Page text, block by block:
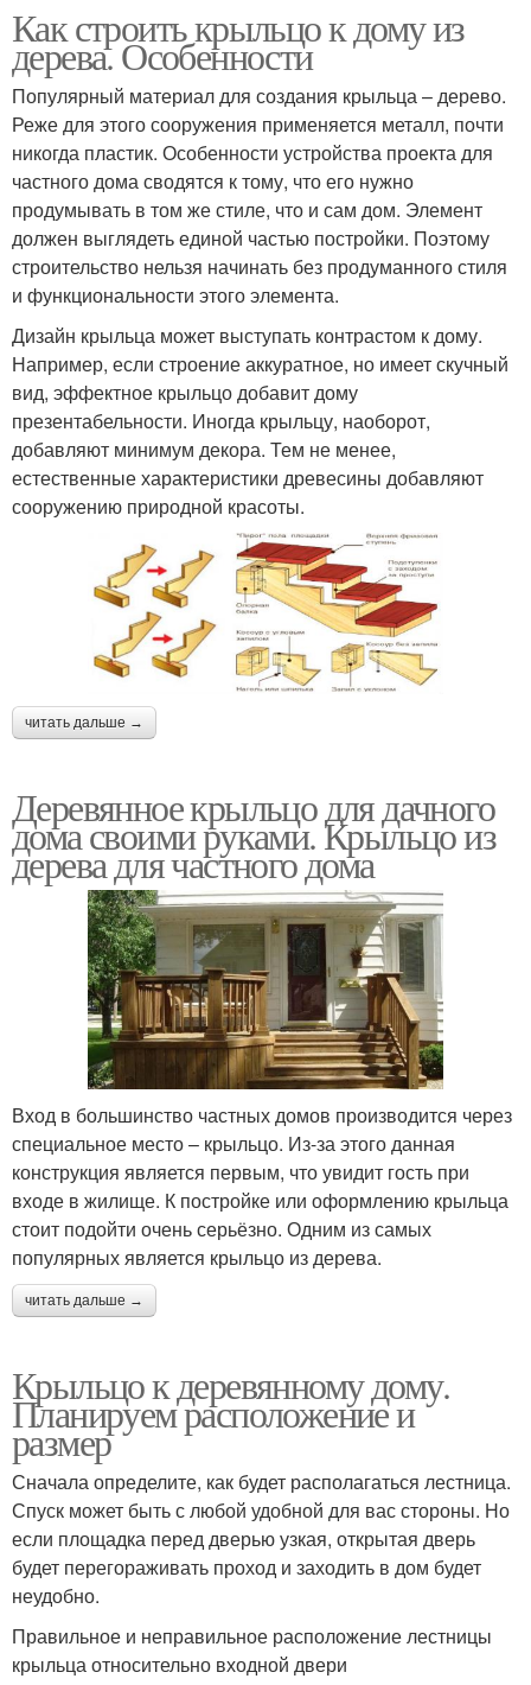
Как строить крыльцо к дому из
дерева. Особенности
Популярный материал для создания крыльца – дерево.
Реже для этого сооружения применяется металл, почти
никогда пластик. Особенности устройства проекта для
частного дома сводятся к тому, что его нужно
продумывать в том же стиле, что и сам дом. Элемент
должен выглядеть единой частью постройки. Поэтому
строительство нельзя начинать без продуманного стиля
и функциональности этого элемента.
Дизайн крыльца может выступать контрастом к дому.
Например, если строение аккуратное, но имеет скучный
вид, эффектное крыльцо добавит дому
презентабельности. Иногда крыльцу, наоборот,
добавляют минимум декора. Тем не менее,
естественные характеристики древесины добавляют
сооружению природной красоты.
читать дальше →
Деревянное крыльцо для дачного
дома своими руками. Крыльцо из
дерева для частного дома
Вход в большинство частных домов производится через
специальное место – крыльцо. Из-за этого данная
конструкция является первым, что увидит гость при
входе в жилище. К постройке или оформлению крыльца
стоит подойти очень серьёзно. Одним из самых
популярных является крыльцо из дерева.
читать дальше →
Крыльцо к деревянному дому.
Планируем расположение и
размер
Сначала определите, как будет располагаться лестница.
Спуск может быть с любой удобной для вас стороны. Но
если площадка перед дверью узкая, открытая дверь
будет перегораживать проход и заходить в дом будет
неудобно.
Правильное и неправильное расположение лестницы
крыльца относительно входной двери